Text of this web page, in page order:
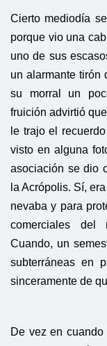
Cierto mediodía
porque vio una
uno de sus
un alarmante tirón
su morral un
fruición advirtió
le trajo el
visto en alguna
asociación se dio
la Acrópolis. Sí,
nevaba y para
comerciales del
Cuando, un
subterráneas en
sinceramente de
De vez en